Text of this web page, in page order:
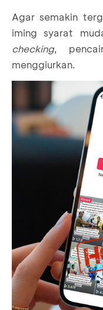
Agar semakin
iming syarat
checking,
menggiurkan.